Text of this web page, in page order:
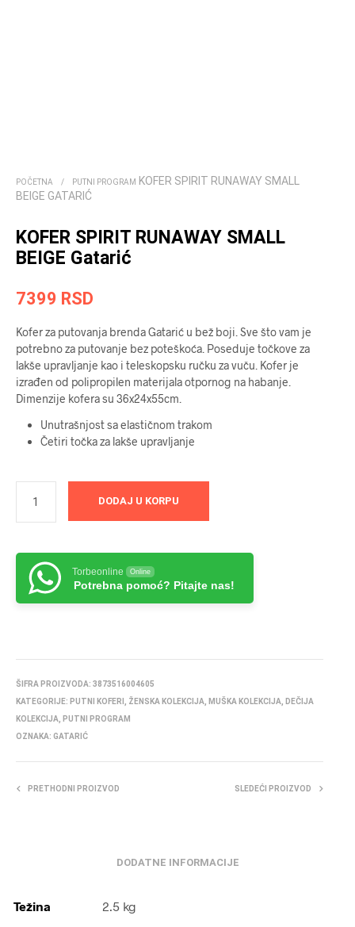
POČETNA / PUTNI PROGRAM
KOFER SPIRIT RUNAWAY SMALL
BEIGE GATARIĆ
KOFER SPIRIT RUNAWAY SMALL
BEIGE Gatarić
7399 RSD
Kofer za putovanja brenda Gatarić u bež boji. Sve što vam je
potrebno za putovanje bez poteškoća. Poseduje točkove za
lakše upravljanje kao i teleskopsku ručku za vuču. Kofer je
izrađen od polipropilen materijala otpornog na habanje.
Dimenzije kofera su 36x24x55cm.
Unutrašnjost sa elastičnom trakom
Četiri točka za lakše upravljanje
DODAJ U KORPU
Torbeonline Online
Potrebna pomoć? Pitajte nas!
ŠIFRA PROIZVODA: 3873516004605
KATEGORIJE: PUTNI KOFERI , ŽENSKA KOLEKCIJA, MUŠKA KOLEKCIJA, DEČIJA
KOLEKCIJA, PUTNI PROGRAM
OZNAKA: GATARIĆ
PRETHODNI PROIZVOD SLEDEĆI PROIZVOD
DODATNE INFORMACIJE
Težina 2.5 kg